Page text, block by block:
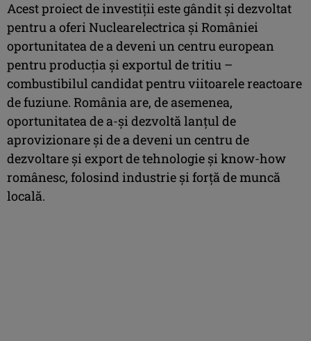
Acest proiect de investiții este gândit și dezvoltat
pentru a oferi Nuclearelectrica și României
oportunitatea de a deveni un centru european
pentru producția și exportul de tritiu –
combustibilul candidat pentru viitoarele reactoare
de fuziune. România are, de asemenea,
oportunitatea de a-și dezvoltă lanțul de
aprovizionare și de a deveni un centru de
dezvoltare și export de tehnologie și know-how
românesc, folosind industrie și forță de muncă
locală.